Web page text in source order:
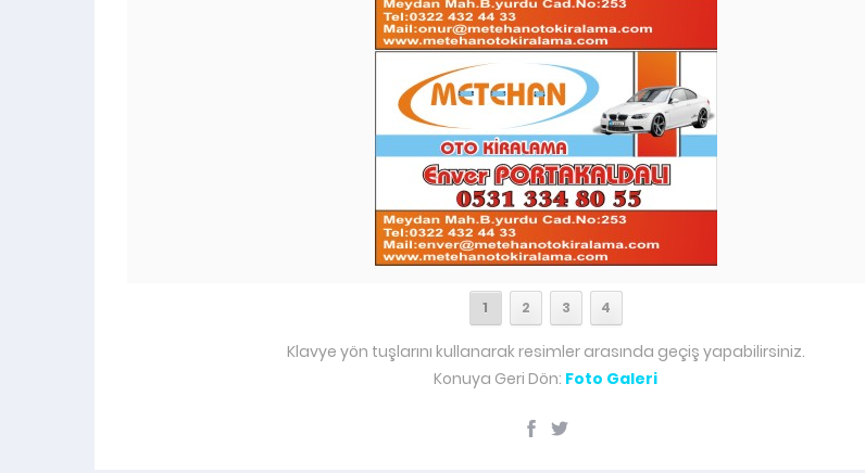
1 2 3 4
Klavye yön tuşlarını kullanarak resimler arasında geçiş yapabilirsiniz.
Konuya Geri Dön: Foto Galeri